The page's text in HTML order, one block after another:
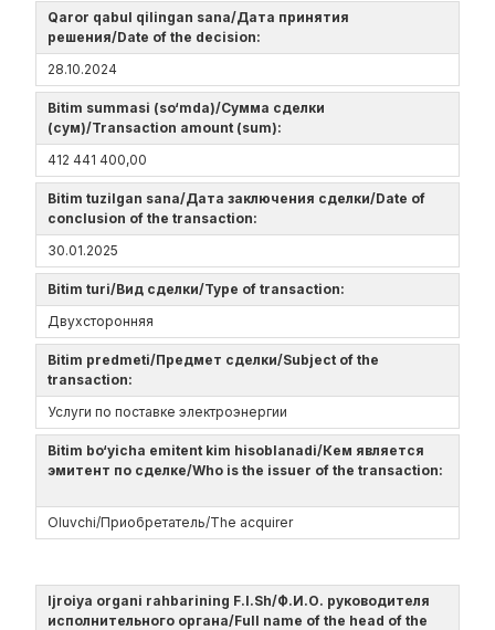
Qaror qabul qilingan sana/Дата принятия
решения/Date of the decision:
28.10.2024
Bitim summasi (so‘mda)/Сумма сделки
(сум)/Transaction amount (sum):
412 441 400,00
Bitim tuzilgan sana/Дата заключения сделки/Date of
conclusion of the transaction:
30.01.2025
Bitim turi/Вид сделки/Type of transaction:
Двухсторонняя
Bitim predmeti/Предмет сделки/Subject of the
transaction:
Услуги по поставке электроэнергии
Bitim bo‘yicha emitent kim hisoblanadi/Кем является
эмитент по сделке/Who is the issuer of the transaction:
Oluvchi/Приобретатель/The acquirer
Ijroiya organi rahbarining F.I.Sh/Ф.И.О. руководителя
исполнительного органа/Full name of the head of the